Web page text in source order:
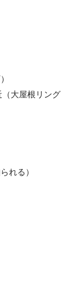
大屋根リング
れる）